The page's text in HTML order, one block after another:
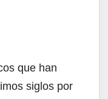
que han
siglos por